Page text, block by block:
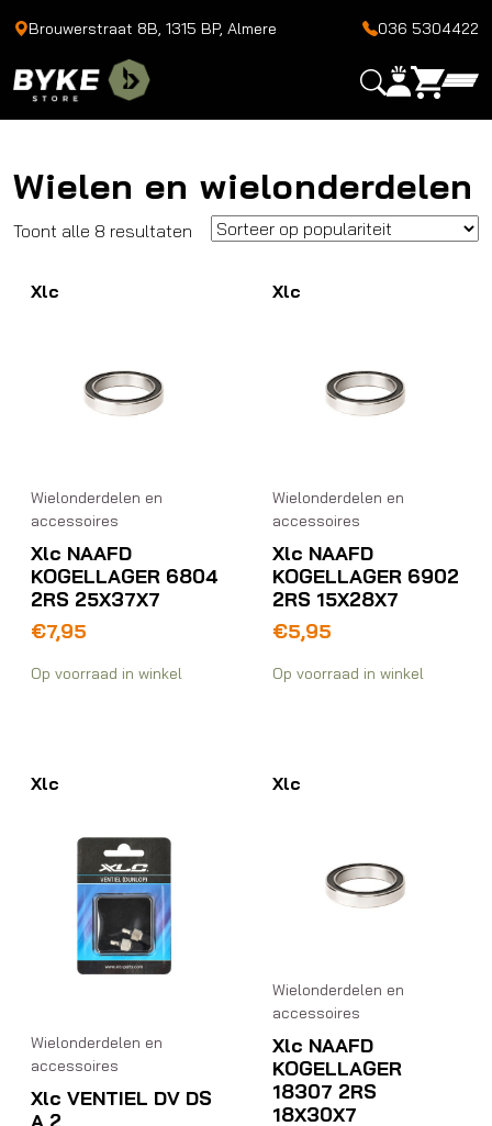
Brouwerstraat 8B, 1315 BP, Almere 036 5304422
Wielen en wielonderdelen
Toont alle 8 resultaten Gesorteerd
populariteit
Xlc
Wielonderdelen en
accessoires
Xlc NAAFD
KOGELLAGER 6804
2RS 25X37X7
€7,95
Op voorraad in winkel
Xlc
Wielonderdelen en
accessoires
Xlc NAAFD
KOGELLAGER 6902
2RS 15X28X7
€5,95
Op voorraad in winkel
Xlc
Wielonderdelen en
accessoires
Xlc VENTIEL DV DS
A 2
Xlc
Wielonderdelen en
accessoires
Xlc NAAFD
KOGELLAGER
18307 2RS
18X30X7